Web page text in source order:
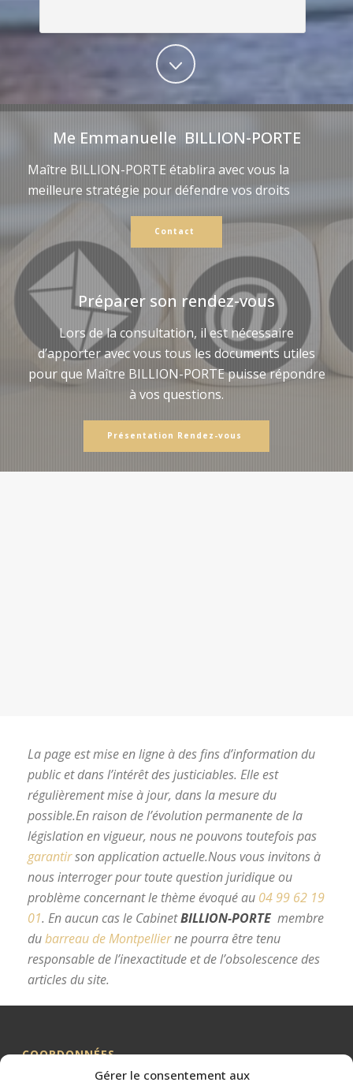
Gérer le consentement aux
Me Emmanuelle BILLION-PORTE
Maître BILLION-PORTE établira avec vous la
meilleure stratégie pour défendre vos droits
Contact
Préparer son rendez-vous
Lors de la consultation, il est nécessaire
d’apporter avec vous tous les documents utiles
pour que Maître BILLION-PORTE puisse répondre
à vos questions.
Présentation Rendez-vous
La page est mise en ligne à des fins d’information du
public et dans l’intérêt des justiciables. Elle est
régulièrement mise à jour, dans la mesure du
possible.En raison de l’évolution permanente de la
législation en vigueur, nous ne pouvons toutefois pas
garantirson application actuelle.Nous vous invitons à
nous interroger pour toute question juridique ou
problème concernant le thème évoqué au 04 99 62 19
01. En aucun cas le CabinetBILLION-PORTE membre
dubarreau de Montpellierne pourra être tenu
responsable de l’inexactitude et de l’obsolescence des
articles du site.
COORDONNÉES
Me BILLION-PORTE